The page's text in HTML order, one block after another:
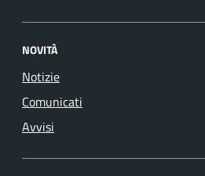
NOVITÀ
Notizie
Comunicati
Avvisi